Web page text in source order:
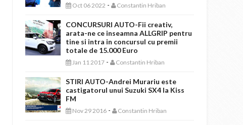
Oct 06 2022 - Constantin Hriban
CONCURSURI AUTO-Fii creativ,
arata-ne ce inseamna ALLGRIP pentru
tine si intra in concursul cu premii
totale de 15.000 Euro
Jan 11 2017 - Constantin Hriban
STIRI AUTO-Andrei Murariu este
castigatorul unui Suzuki SX4 la Kiss
FM
Nov 29 2016 - Constantin Hriban